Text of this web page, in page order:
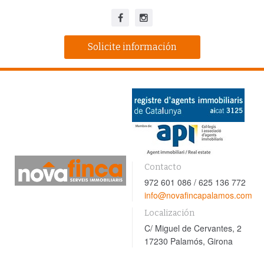
Solicite información
Contacto
972 601 086 / 625 136 772
info@novafincapalamos.com
Localización
C/ Miguel de Cervantes, 2
17230 Palamós, Girona